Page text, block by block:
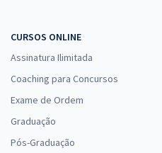
CURSOS ONLINE
Assinatura Ilimitada
Coaching para Concursos
Exame de Ordem
Graduação
Pós-Graduação